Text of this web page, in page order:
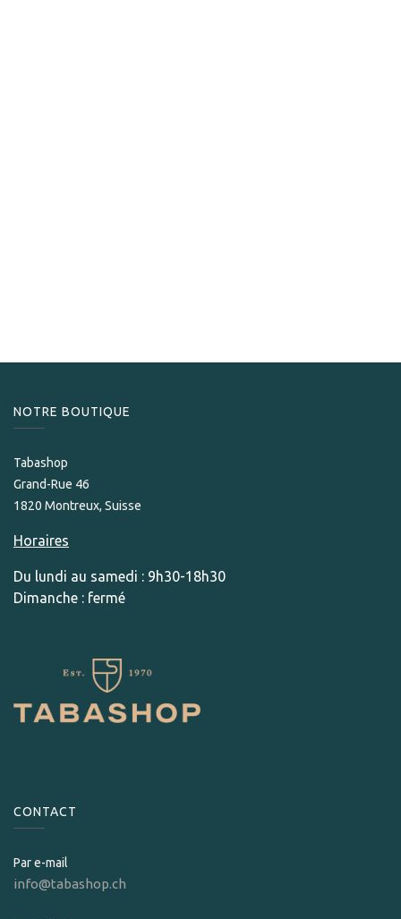
NOTRE BOUTIQUE
Tabashop
Grand-Rue 46
1820 Montreux, Suisse
Horaires
Du lundi au samedi : 9h30-18h30
Dimanche : fermé
CONTACT
Par e-mail
info@tabashop.ch